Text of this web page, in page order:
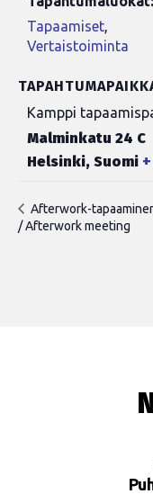
Tapaamiset,
Vertaistoiminta
Kamppi
Malminkatu 24 C
Helsinki, Suomi
Afterwork-
/ Afterwork meeting